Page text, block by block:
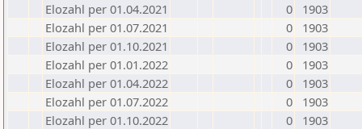
Elozahl per 01.04.2021
0
1903
Elozahl per 01.07.2021
0
1903
Elozahl per 01.10.2021
0
1903
Elozahl per 01.01.2022
0
1903
Elozahl per 01.04.2022
0
1903
Elozahl per 01.07.2022
0
1903
Elozahl per 01.10.2022
0
1903